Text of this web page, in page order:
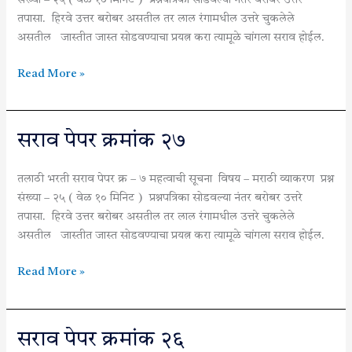
तपासा. हिरवे उत्तर बरोबर असतील तर लाल रंगामधील उत्तरे चुकलेले
असतील जास्तीत जास्त सोडवण्याचा प्रयत्न करा त्यामूळे चांगला सराव होईल.
Read More »
सराव पेपर क्रमांक २७
तलाठी भरती सराव पेपर क्र – ७ महत्वाची सूचना विषय – मराठी व्याकरण प्रश्न
संख्या – २५ ( वेळ १० मिनिट ) प्रश्नपत्रिका सोडवल्या नंतर बरोबर उत्तरे
तपासा. हिरवे उत्तर बरोबर असतील तर लाल रंगामधील उत्तरे चुकलेले
असतील जास्तीत जास्त सोडवण्याचा प्रयत्न करा त्यामूळे चांगला सराव होईल.
सराव
क्रमांक
२७
Read More »
सराव पेपर क्रमांक २६
सराव